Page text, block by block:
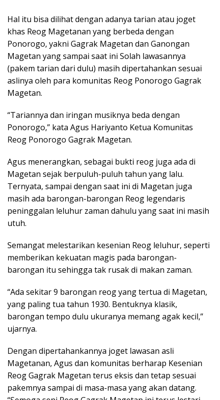
Hal itu bisa dilihat dengan adanya tarian atau joget
khas Reog Magetanan yang berbeda dengan
Ponorogo, yakni Gagrak Magetan dan Ganongan
Magetan yang sampai saat ini Solah lawasannya
(pakem tarian dari dulu) masih dipertahankan sesuai
aslinya oleh para komunitas Reog Ponorogo Gagrak
Magetan.
“Tariannya dan iringan musiknya beda dengan
Ponorogo,” kata Agus Hariyanto Ketua Komunitas
Reog Ponorogo Gagrak Magetan.
Agus menerangkan, sebagai bukti reog juga ada di
Magetan sejak berpuluh-puluh tahun yang lalu.
Ternyata, sampai dengan saat ini di Magetan juga
masih ada barongan-barongan Reog legendaris
peninggalan leluhur zaman dahulu yang saat ini masih
utuh.
Semangat melestarikan kesenian Reog leluhur, seperti
memberikan kekuatan magis pada barongan-
barongan itu sehingga tak rusak di makan zaman.
“Ada sekitar 9 barongan reog yang tertua di Magetan,
yang paling tua tahun 1930. Bentuknya klasik,
barongan tempo dulu ukuranya memang agak kecil,”
ujarnya.
Dengan dipertahankannya joget lawasan asli
Magetanan, Agus dan komunitas berharap Kesenian
Reog Gagrak Magetan terus eksis dan tetap sesuai
pakemnya sampai di masa-masa yang akan datang.